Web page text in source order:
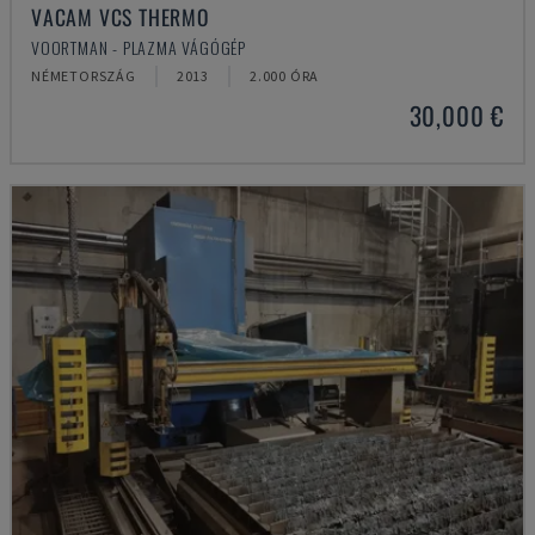
VACAM VCS THERMO
VOORTMAN - PLAZMA VÁGÓGÉP
NÉMETORSZÁG 2013 2.000 ÓRA
30,000 €